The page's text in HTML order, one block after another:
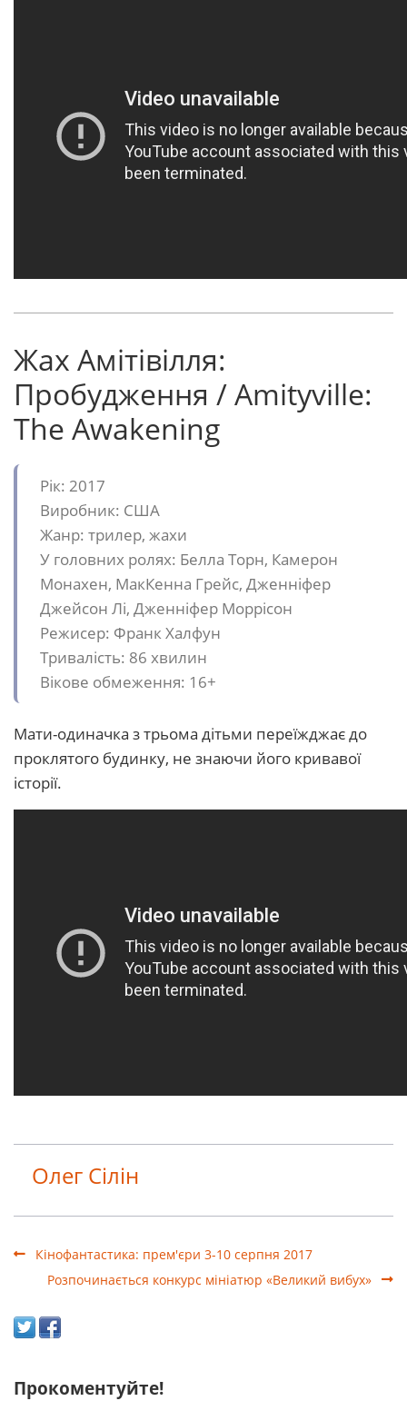
Жах Амітівілля:
Пробудження / Amityville:
The Awakening
Рік: 2017
Виробник: США
Жанр: трилер, жахи
У головних ролях: Белла Торн, Камерон
Монахен, МакКенна Грейс, Дженніфер
Джейсон Лі, Дженніфер Моррісон
Режисер: Франк Халфун
Тривалість: 86 хвилин
Вікове обмеження: 16+
Мати-одиначка з трьома дітьми переїжджає до
проклятого будинку, не знаючи його кривавої
історії.
Олег Сілін
Кінофантастика: прем'єри 3-10 серпня 2017
Розпочинається конкурс мініатюр «Великий вибух»
Прокоментуйте!